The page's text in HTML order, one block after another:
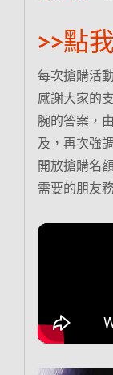
>>點
每次搶購活
感謝大家的
腕的答案，
及，再次強
開放搶購名
需要的朋友